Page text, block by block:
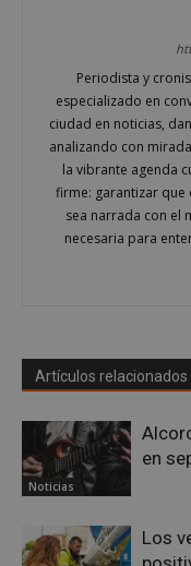
Periodista y
especializado en
ciudad en noticias,
analizando con
la vibrante agenda
firme: garantizar
sea narrada con el
necesaria para
Artículos relacionados
Noticias
en
Los
PHPSESSID
Privacy Policy